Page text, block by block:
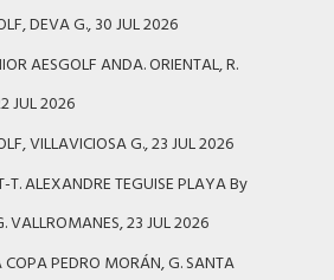
DEVA G., 30 JUL 2026
AESGOLF ANDA. ORIENTAL, R.
JUL 2026
VILLAVICIOSA G., 23 JUL 2026
T. ALEXANDRE TEGUISE PLAYA By
VALLROMANES, 23 JUL 2026
PEDRO MORÁN, G. SANTA